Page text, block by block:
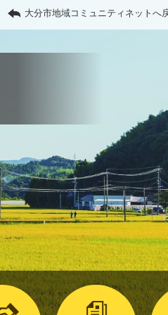
大分市地域コミュニティネットへ